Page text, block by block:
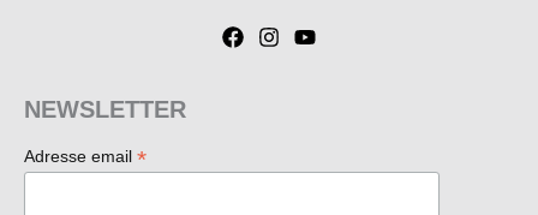
NEWSLETTER
Adresse email *